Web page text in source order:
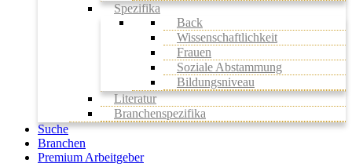
Spezifika
Back
Wissenschaftlichkeit
Frauen
Soziale Abstammung
Bildungsniveau
Literatur
Branchenspezifika
Suche
Branchen
Premium Arbeitgeber